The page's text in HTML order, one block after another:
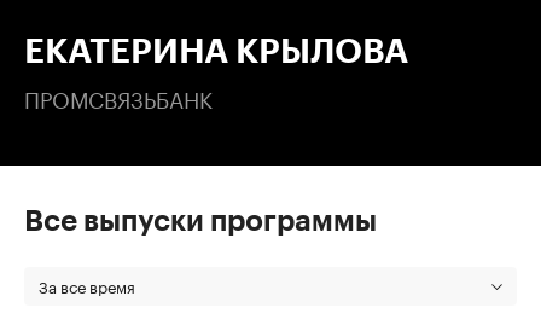
ЕКАТЕРИНА КРЫЛОВА
ПРОМСВЯЗЬБАНК
Все выпуски программы
За все время